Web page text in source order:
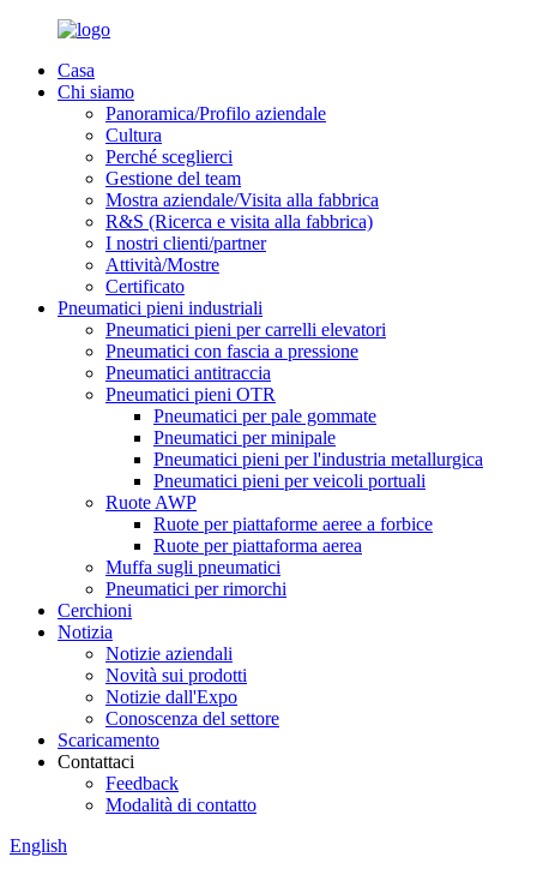
Casa
Chi siamo
Panoramica/Profilo aziendale
Cultura
Perché sceglierci
Gestione del team
Mostra aziendale/Visita alla fabbrica
R&S (Ricerca e visita alla fabbrica)
I nostri clienti/partner
Attività/Mostre
Certificato
Pneumatici pieni industriali
Pneumatici pieni per carrelli elevatori
Pneumatici con fascia a pressione
Pneumatici antitraccia
Pneumatici pieni OTR
Pneumatici per pale gommate
Pneumatici per minipale
Pneumatici pieni per l'industria metallurgica
Pneumatici pieni per veicoli portuali
Ruote AWP
Ruote per piattaforme aeree a forbice
Ruote per piattaforma aerea
Muffa sugli pneumatici
Pneumatici per rimorchi
Cerchioni
Notizia
Notizie aziendali
Novità sui prodotti
Notizie dall'Expo
Conoscenza del settore
Scaricamento
Contattaci
Feedback
Modalità di contatto
English